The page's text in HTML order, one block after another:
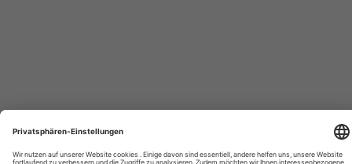
de
turismo,
Nachrichten,